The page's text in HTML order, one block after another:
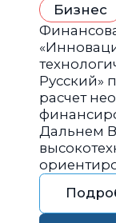
Бизнес
Русский»
расчет
Дальнем